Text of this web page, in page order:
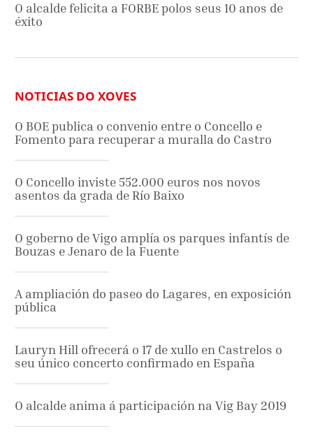
O alcalde felicita a FORBE polos seus 10 anos de
éxito
NOTICIAS DO XOVES
O BOE publica o convenio entre o Concello e
Fomento para recuperar a muralla do Castro
O Concello inviste 552.000 euros nos novos
asentos da grada de Río Baixo
O goberno de Vigo amplía os parques infantís de
Bouzas e Jenaro de la Fuente
A ampliación do paseo do Lagares, en exposición
pública
Lauryn Hill ofrecerá o 17 de xullo en Castrelos o
seu único concerto confirmado en España
O alcalde anima á participación na Vig Bay 2019